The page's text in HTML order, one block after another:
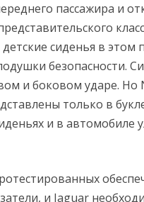
пассажира и
сиденья в
безопасности.
и боковом ударе. Но
только в
и в автомобиле
и Jaguar